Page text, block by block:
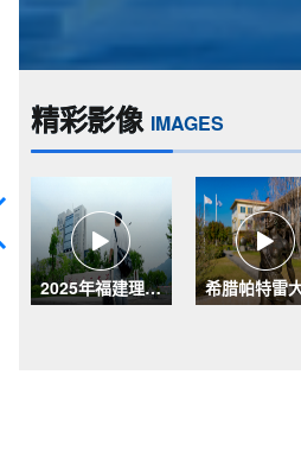
精彩影像 IMAGES
希腊帕特雷大学|
福建理工大